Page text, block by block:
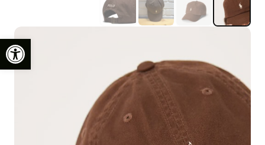
פתח סרגל נגישות